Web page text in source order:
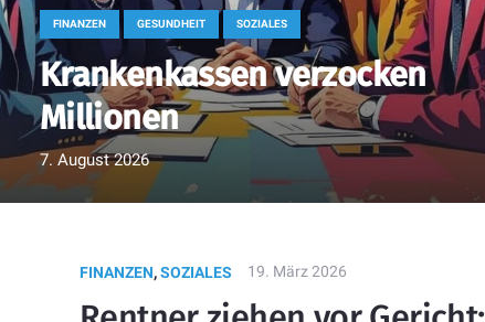
FINANZEN GESUNDHEIT SOZIALES
Krankenkassen verzocken
Millionen
7. August 2026
FINANZEN,SOZIALES 19. März 2026